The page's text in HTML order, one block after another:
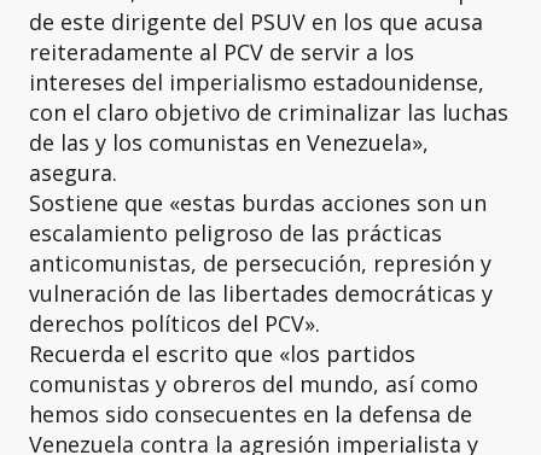
de este dirigente del PSUV en los que acusa
reiteradamente al PCV de servir a los
intereses del imperialismo estadounidense,
con el claro objetivo de criminalizar las luchas
de las y los comunistas en Venezuela»,
asegura.
Sostiene que «estas burdas acciones son un
escalamiento peligroso de las prácticas
anticomunistas, de persecución, represión y
vulneración de las libertades democráticas y
derechos políticos del PCV».
Recuerda el escrito que «los partidos
comunistas y obreros del mundo, así como
hemos sido consecuentes en la defensa de
Venezuela contra la agresión imperialista y